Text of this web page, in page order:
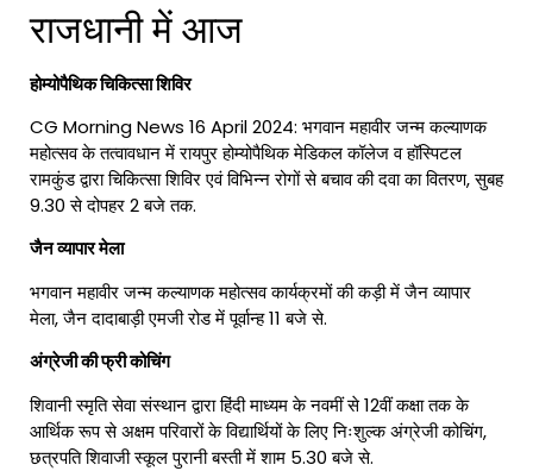
राजधानी में आज
होम्योपैथिक चिकित्सा शिविर
CG Morning News 16 April 2024: भगवान महावीर जन्म कल्याणक
महोत्सव के तत्वावधान में रायपुर होम्योपैथिक मेडिकल कॉलेज व हॉस्पिटल
रामकुंड द्वारा चिकित्सा शिविर एवं विभिन्न रोगों से बचाव की दवा का वितरण, सुबह
9.30 से दोपहर 2 बजे तक.
जैन व्यापार मेला
भगवान महावीर जन्म कल्याणक महोत्सव कार्यक्रमों की कड़ी में जैन व्यापार
मेला, जैन दादाबाड़ी एमजी रोड में पूर्वान्ह 11 बजे से.
अंग्रेजी की फ्री कोचिंग
शिवानी स्मृति सेवा संस्थान द्वारा हिंदी माध्यम के नवमीं से 12वीं कक्षा तक के
आर्थिक रूप से अक्षम परिवारों के विद्यार्थियों के लिए निःशुल्क अंग्रेजी कोचिंग,
छत्रपति शिवाजी स्कूल पुरानी बस्ती में शाम 5.30 बजे से.